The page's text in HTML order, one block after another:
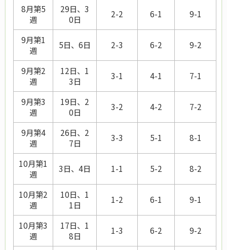
8月第5
週
29日、3
0日
2-2 6-1 9-1
9月第1
週
5日、6日 2-3 6-2 9-2
9月第2
週
12日、1
3日
3-1 4-1 7-1
9月第3
週
19日、2
0日
3-2 4-2 7-2
9月第4
週
26日、2
7日
3-3 5-1 8-1
10月第1
週
3日、4日 1-1 5-2 8-2
10月第2
週
10日、1
1日
1-2 6-1 9-1
10月第3
週
17日、1
8日
1-3 6-2 9-2